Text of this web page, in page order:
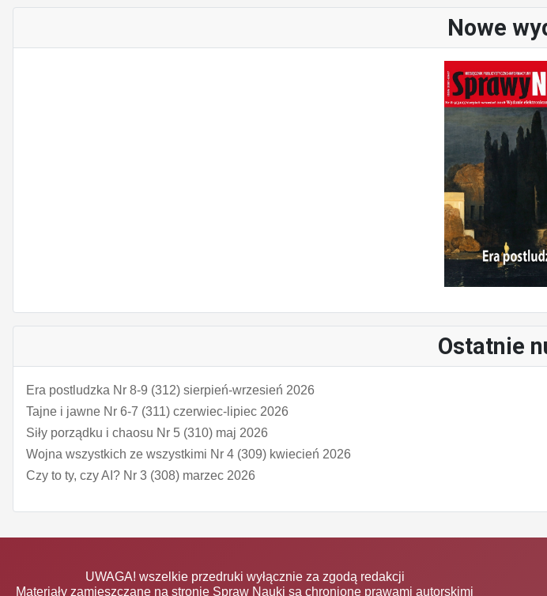
Nowe
Ostatnie
Era postludzka Nr 8-9 (312) sierpień-wrzesień 2026
Tajne i jawne Nr 6-7 (311) czerwiec-lipiec 2026
Siły porządku i chaosu Nr 5 (310) maj 2026
Wojna wszystkich ze wszystkimi Nr 4 (309) kwiecień 2026
Czy to ty, czy AI? Nr 3 (308) marzec 2026
UWAGA! wszelkie przedruki wyłącznie za zgodą redakcji
Materiały zamieszczane na stronie Spraw Nauki są chronione prawami autorskimi